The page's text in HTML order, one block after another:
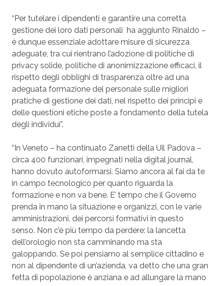
“Per tutelare i dipendenti e garantire una corretta
gestione dei loro dati personali ha aggiunto Rinaldo –
è dunque essenziale adottare misure di sicurezza
adeguate, tra cui rientrano l’adozione di politiche di
privacy solide, politiche di anonimizzazione efficaci, il
rispetto degli obblighi di trasparenza oltre ad una
adeguata formazione del personale sulle migliori
pratiche di gestione dei dati, nel rispetto dei principi e
delle questioni etiche poste a fondamento della tutela
degli individui”.
“In Veneto – ha continuato Zanetti della Uil Padova –
circa 400 funzionari, impegnati nella digital journal,
hanno dovuto autoformarsi. Siamo ancora al fai da te
in campo tecnologico per quanto riguarda la
formazione e non va bene. E’ tempo che il Governo
prenda in mano la situazione e organizzi, con le varie
amministrazioni, dei percorsi formativi in questo
senso. Non c’è più tempo da perdere: la lancetta
dell’orologio non sta camminando ma sta
galoppando. Se poi pensiamo al semplice cittadino e
non al dipendente di un’azienda, va detto che una gran
fetta di popolazione è anziana e ad allungare la mano